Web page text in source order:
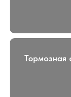
Тормозная